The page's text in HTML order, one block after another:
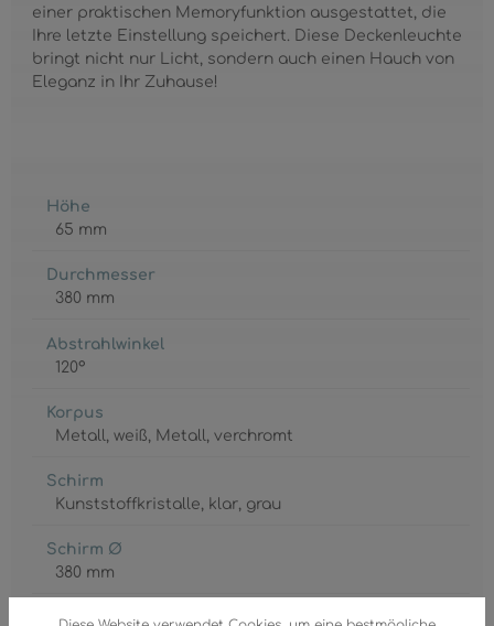
einer praktischen Memoryfunktion ausgestattet, die
Ihre letzte Einstellung speichert. Diese Deckenleuchte
bringt nicht nur Licht, sondern auch einen Hauch von
Eleganz in Ihr Zuhause!
Höhe
65 mm
Durchmesser
380 mm
Abstrahlwinkel
120°
Korpus
Metall , weiß, Metall , verchromt
Schirm
Kunststoffkristalle, klar, grau
Schirm Ø
380 mm
GTIN/EAN: